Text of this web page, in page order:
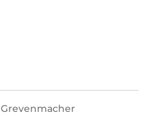
Grevenmacher